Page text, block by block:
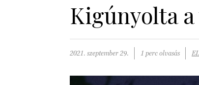
Kigúnyolta
2021. szeptember 29. 1 perc olvasás